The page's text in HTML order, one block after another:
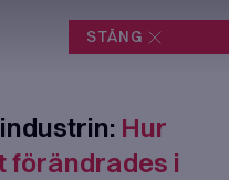
STÄNG
Hur
förändrades i